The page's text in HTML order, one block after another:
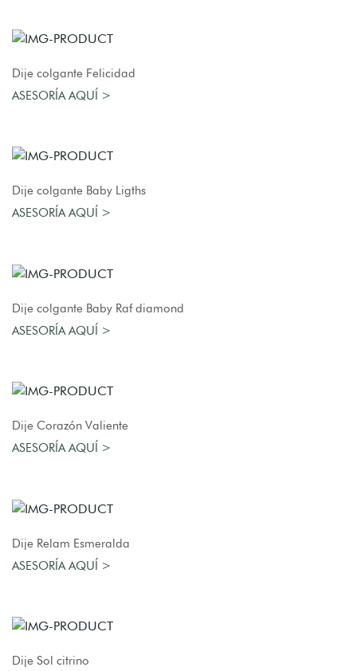
AGREGAR AL CARRO
Dije colgante Felicidad
ASESORÍA AQUÍ >
AGREGAR AL CARRO
Dije colgante Baby Ligths
ASESORÍA AQUÍ >
AGREGAR AL CARRO
Dije colgante Baby Raf diamond
ASESORÍA AQUÍ >
Dije Corazón Valiente
ASESORÍA AQUÍ >
Dije Relam Esmeralda
ASESORÍA AQUÍ >
Dije Sol citrino